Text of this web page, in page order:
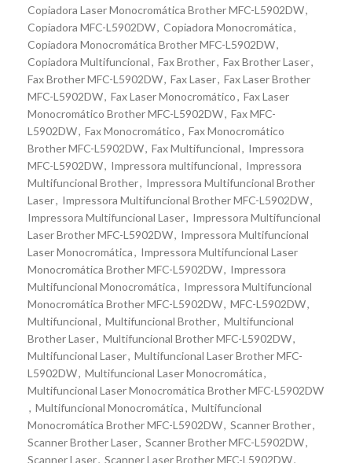
Copiadora Laser Monocromática Brother MFC-L5902DW,
Copiadora MFC-L5902DW, Copiadora Monocromática,
Copiadora Monocromática Brother MFC-L5902DW,
Copiadora Multifuncional, Fax Brother, Fax Brother Laser,
Fax Brother MFC-L5902DW, Fax Laser, Fax Laser Brother
MFC-L5902DW, Fax Laser Monocromático, Fax Laser
Monocromático Brother MFC-L5902DW, Fax MFC-
L5902DW, Fax Monocromático, Fax Monocromático
Brother MFC-L5902DW, Fax Multifuncional, Impressora
MFC-L5902DW, Impressora multifuncional, Impressora
Multifuncional Brother, Impressora Multifuncional Brother
Laser, Impressora Multifuncional Brother MFC-L5902DW,
Impressora Multifuncional Laser, Impressora Multifuncional
Laser Brother MFC-L5902DW, Impressora Multifuncional
Laser Monocromática, Impressora Multifuncional Laser
Monocromática Brother MFC-L5902DW, Impressora
Multifuncional Monocromática, Impressora Multifuncional
Monocromática Brother MFC-L5902DW, MFC-L5902DW,
Multifuncional, Multifuncional Brother, Multifuncional
Brother Laser, Multifuncional Brother MFC-L5902DW,
Multifuncional Laser, Multifuncional Laser Brother MFC-
L5902DW, Multifuncional Laser Monocromática,
Multifuncional Laser Monocromática Brother MFC-L5902DW
, Multifuncional Monocromática, Multifuncional
Monocromática Brother MFC-L5902DW, Scanner Brother,
Scanner Brother Laser, Scanner Brother MFC-L5902DW,
Scanner Laser, Scanner Laser Brother MFC-L5902DW,